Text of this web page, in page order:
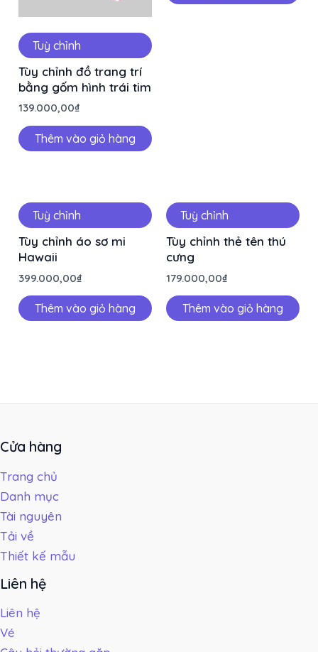
Tuỳ chỉnh
Tùy chỉnh đồ trang trí
bằng gốm hình trái tim
139.000,00₫
Thêm vào giỏ hàng
Tuỳ chỉnh
Tùy chỉnh áo sơ mi
Hawaii
399.000,00₫
Thêm vào giỏ hàng
Tuỳ chỉnh
Tùy chỉnh thẻ tên thú
cưng
179.000,00₫
Thêm vào giỏ hàng
Cửa hàng
Trang chủ
Danh mục
Tài nguyên
Tải về
Thiết kế mẫu
Liên hệ
Liên hệ
Vé